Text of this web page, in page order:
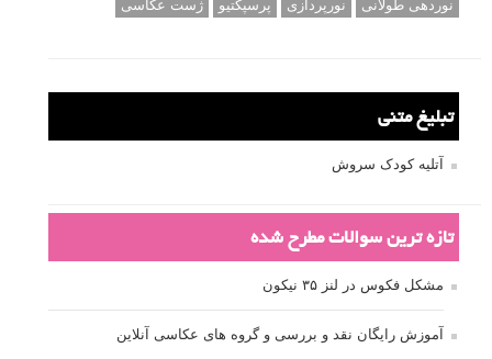
نوردهی طولانی
نورپردازی پرسپکتیو ژست عکاسی
تبلیغ متنی
آتلیه کودک سروش
تازه ترین سوالات مطرح شده
مشکل فکوس در لنز ۳۵ نیکون
آموزش رایگان نقد و بررسی و گروه های عکاسی آنلاین